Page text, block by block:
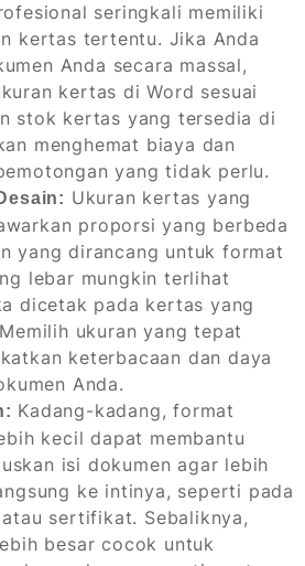
seringkali memiliki
kertas tertentu. Jika Anda
Anda secara massal,
kertas di Word sesuai
stok kertas yang tersedia di
menghemat biaya dan
yang tidak perlu.
Ukuran kertas yang
proporsi yang berbeda
yang dirancang untuk format
lebar mungkin terlihat
dicetak pada kertas yang
ukuran yang tepat
keterbacaan dan daya
Anda.
Kadang-kadang, format
kecil dapat membantu
isi dokumen agar lebih
ke intinya, seperti pada
sertifikat. Sebaliknya,
besar cocok untuk